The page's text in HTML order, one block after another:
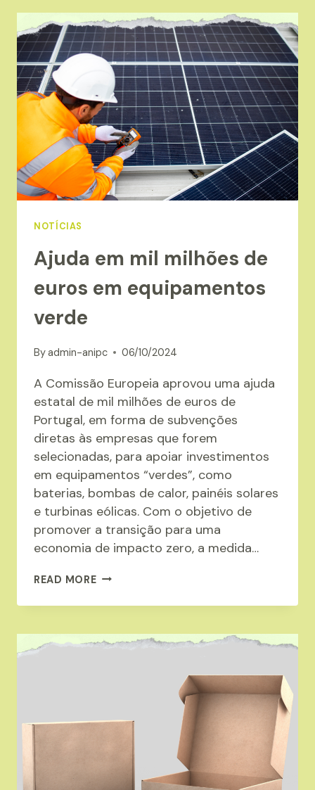
DE
MATURIDADE
DIGITAL,
CONHEÇA
AQUI
NOTÍCIAS
Ajuda em mil milhões de
euros em equipamentos
verde
Byadmin-anipc 06/10/2024
A Comissão Europeia aprovou uma ajuda
estatal de mil milhões de euros de
Portugal, em forma de subvenções
diretas às empresas que forem
selecionadas, para apoiar investimentos
em equipamentos “verdes”, como
baterias, bombas de calor, painéis solares
e turbinas eólicas. Com o objetivo de
promover a transição para uma
economia de impacto zero, a medida…
READ MOREAJUDA
MILHÕES
EQUIPAMENTOS
VERDE